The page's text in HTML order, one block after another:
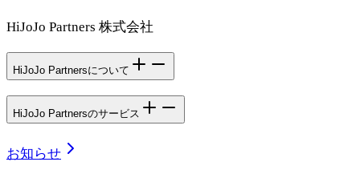
HiJoJo Partners 株式会社
HiJoJo Partnersについて
HiJoJo Partnersのサービス
お知らせ